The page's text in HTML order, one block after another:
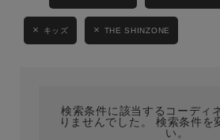
MENS LADIES
キッズ THE SHINZONE
検索条件に該当するコーディ
りませんでした。 検索条件を
い。